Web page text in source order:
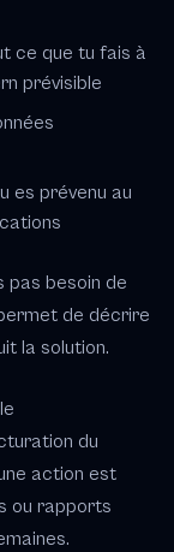
ce que tu fais à
prévisible
es prévenu au
pas besoin de
de décrire
la solution.
du
action est
ou rapports